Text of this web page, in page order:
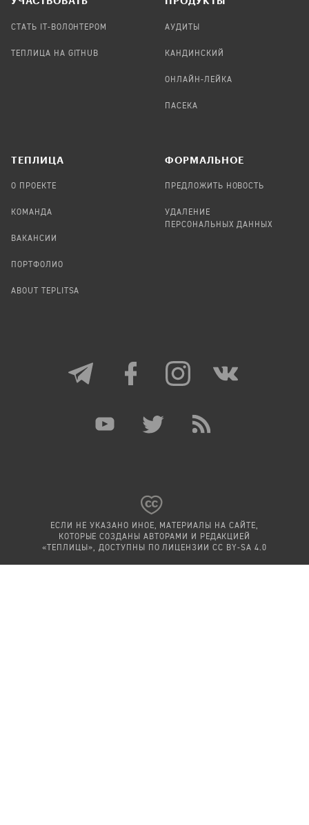
СТАТЬ IT-ВОЛОНТЕРОМ
ТЕПЛИЦА НА GITHUB
АУДИТЫ
КАНДИНСКИЙ
ОНЛАЙН-ЛЕЙКА
ПАСЕКА
TЕПЛИЦА
О ПРОЕКТЕ
КОМАНДА
ВАКАНСИИ
ПОРТФОЛИО
ABOUT TEPLITSA
ФОРМАЛЬНОЕ
ПРЕДЛОЖИТЬ НОВОСТЬ
УДАЛЕНИЕ
ПЕРСОНАЛЬНЫХ ДАННЫХ
ЕСЛИ НЕ УКАЗАНО ИНОЕ, МАТЕРИАЛЫ НА САЙТЕ,
КОТОРЫЕ СОЗДАНЫ АВТОРАМИ И РЕДАКЦИЕЙ
«ТЕПЛИЦЫ», ДОСТУПНЫ ПО ЛИЦЕНЗИИCC BY-SA 4.0